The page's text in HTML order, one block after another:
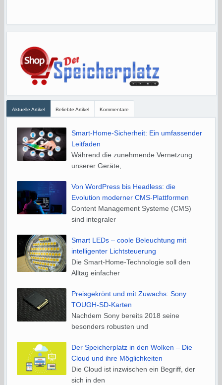
Aktuelle Artikel Beliebte Artikel Kommentare
Smart-Home-Sicherheit: Ein umfassender
Leitfaden
Während die zunehmende Vernetzung
unserer Geräte,
Von WordPress bis Headless: die
Evolution moderner CMS-Plattformen
Content Management Systeme (CMS)
sind integraler
Smart LEDs – coole Beleuchtung mit
intelligenter Lichtsteuerung
Die Smart-Home-Technologie soll den
Alltag einfacher
Preisgekrönt und mit Zuwachs: Sony
TOUGH-SD-Karten
Nachdem Sony bereits 2018 seine
besonders robusten und
Der Speicherplatz in den Wolken – Die
Cloud und ihre Möglichkeiten
Die Cloud ist inzwischen ein Begriff, der
sich in den